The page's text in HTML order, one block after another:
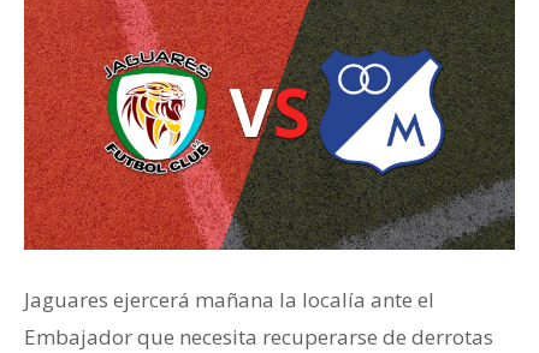
Jaguares ejercerá mañana la localía ante el
Embajador que necesita recuperarse de derrotas